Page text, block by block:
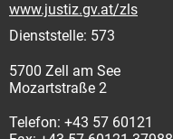
www.justiz.gv.at/zls
Dienststelle: 573
5700 Zell am See
Mozartstraße 2
Telefon: +43 57 60121